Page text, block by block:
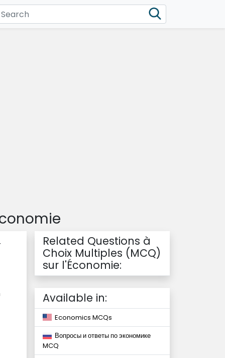
Related Questions à
Choix Multiples (MCQ)
sur l'Économie:
Available in:
Economics MCQs
Вопросы и ответы по экономике
MCQ